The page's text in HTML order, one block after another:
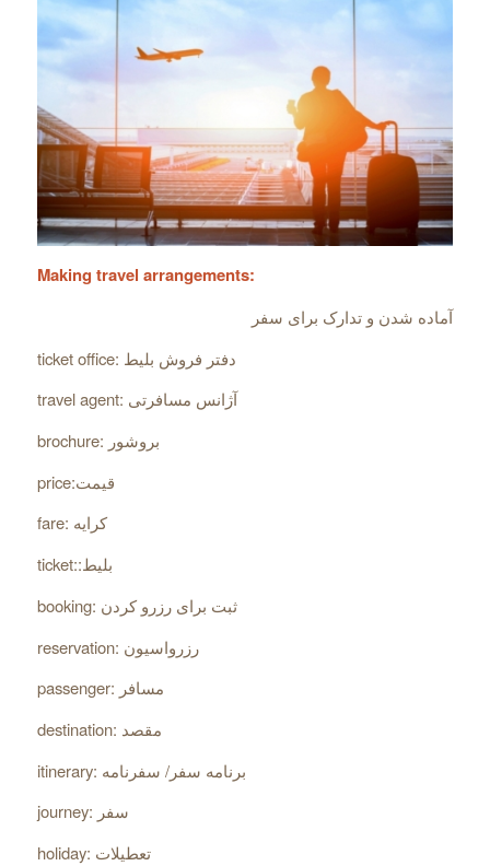
Making travel arrangements:
آماده شدن و تدارک برای سفر
ticket office: دفتر فروش بلیط
travel agent: آژانس مسافرتی
brochure: بروشور
price:قیمت
fare: کرایه
ticket::بلیط
booking: ثبت برای رزرو کردن
reservation: رزرواسیون
passenger: مسافر
destination: مقصد
itinerary: برنامه سفر/ سفرنامه
journey: سفر
holiday: تعطیلات